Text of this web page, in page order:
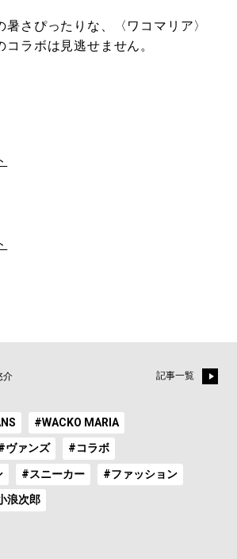
暑さぴったりな、〈ワコマリア〉
コラボは見逃せません。
介 記事一覧
#WACKO MARIA
ヴァンズ #コラボ
#スニーカー #ファッション
浪次郎